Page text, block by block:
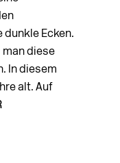
dunkle Ecken.
man diese
In diesem
alt. Auf